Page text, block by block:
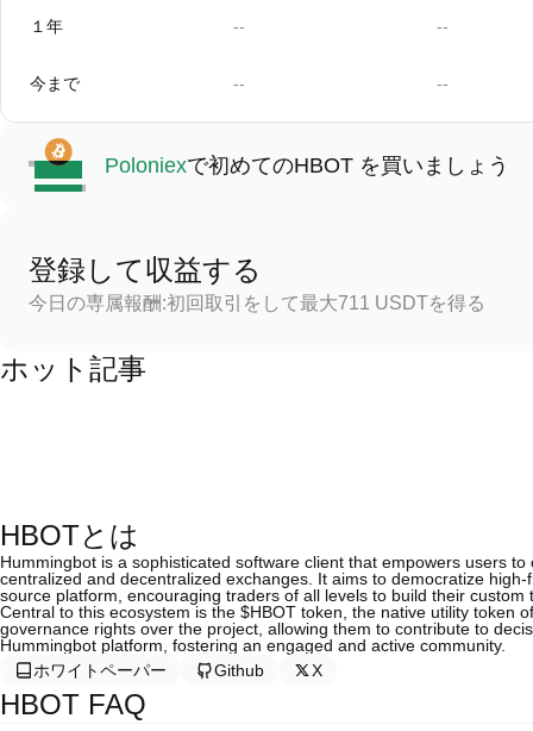
１年 -- --
今まで -- --
Poloniexで初めてのHBOT を買いましょう
登録して収益する
今日の専属報酬:初回取引をして最大711 USDTを得る
ホット記事
HBOTとは
Hummingbot is a sophisticated software client that empowers users
centralized and decentralized exchanges. It aims to democratize
source platform, encouraging traders of all levels to build their custom
Central to this ecosystem is the $HBOT token, the native utility token
governance rights over the project, allowing them to contribute to
Hummingbot platform, fostering an engaged and active community.
ホワイトペーパー
Github X
HBOT FAQ